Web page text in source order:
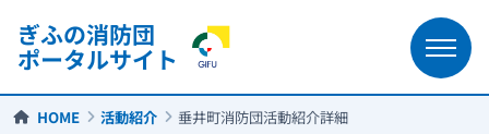
ぎふの消防団
ポータルサイト
HOME 活動紹介 垂井町消防団活動紹介詳細